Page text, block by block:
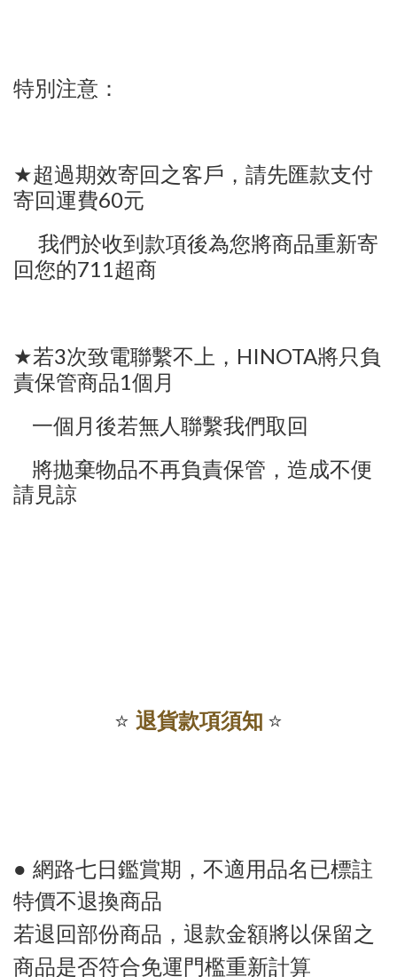
特別注意：
★超過期效寄回之客戶，請先匯款支付
寄回運費60元
我們於收到款項後為您將商品重新寄
回您的711超商
★若3次致電聯繫不上， HINOTA將只負
責保管商品1個月
一個月後若無人聯繫我們取回
將拋棄物品不再負責保管，造成不便
請見諒
⭐️ 退貨款項須知 ⭐️
● 網路七日鑑賞期，不適用品名已標註
特價不退換商品
若退回部份商品，退款金額將以保留之
商品是否符合免運門檻重新計算